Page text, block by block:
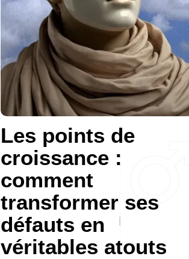
Les points de
croissance :
comment
transformer ses
défauts en
véritables atouts